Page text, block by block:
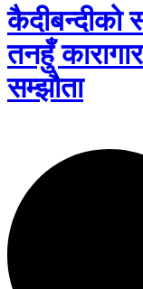
कैदीबन्दीको
तनहुँ
सम्झौता